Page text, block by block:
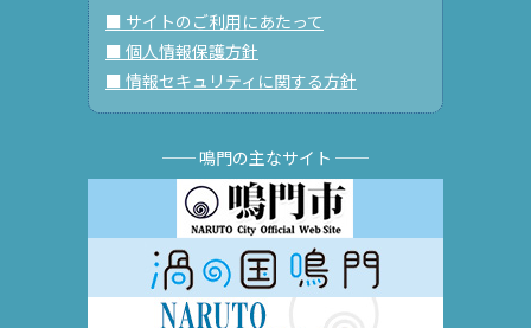
■ サイトのご利用にあたって
■ 個人情報保護方針
■ 情報セキュリティに関する方針
── 鳴門の主なサイト ──